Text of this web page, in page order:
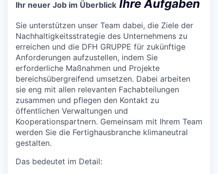
Ihr neuer Job im Überblick Ihre Aufgaben
Sie unterstützen unser Team dabei, die Ziele der
Nachhaltigkeitsstrategie des Unternehmens zu
erreichen und die DFH GRUPPE für zukünftige
Anforderungen aufzustellen, indem Sie
erforderliche Maßnahmen und Projekte
bereichsübergreifend umsetzen. Dabei arbeiten
sie eng mit allen relevanten Fachabteilungen
zusammen und pflegen den Kontakt zu
öffentlichen Verwaltungen und
Kooperationspartnern. Gemeinsam mit Ihrem Team
werden Sie die Fertighausbranche klimaneutral
gestalten.
Das bedeutet im Detail: